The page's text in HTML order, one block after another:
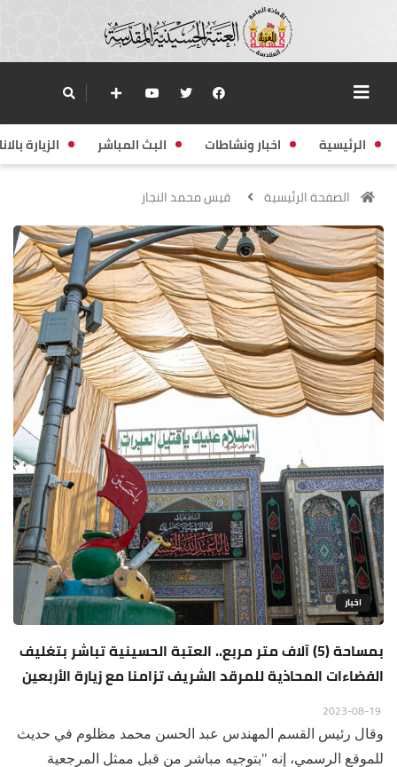
الرئيسية اخبار ونشاطات البث المباشر الزيارة
الصفحة الرئيسية قيس محمد النجار
اخبار
بمساحة (5) آلاف متر مربع.. العتبة الحسينية تباشر بتغليف
الفضاءات المحاذية للمرقد الشريف تزامنا مع زيارة الأربعين
وقال رئيس القسم المهندس عبد الحسن محمد مظلوم في حديث
للموقع الرسمي، إنه "بتوجيه مباشر من قبل ممثل المرجعية